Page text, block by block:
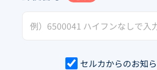
セルカからのお知